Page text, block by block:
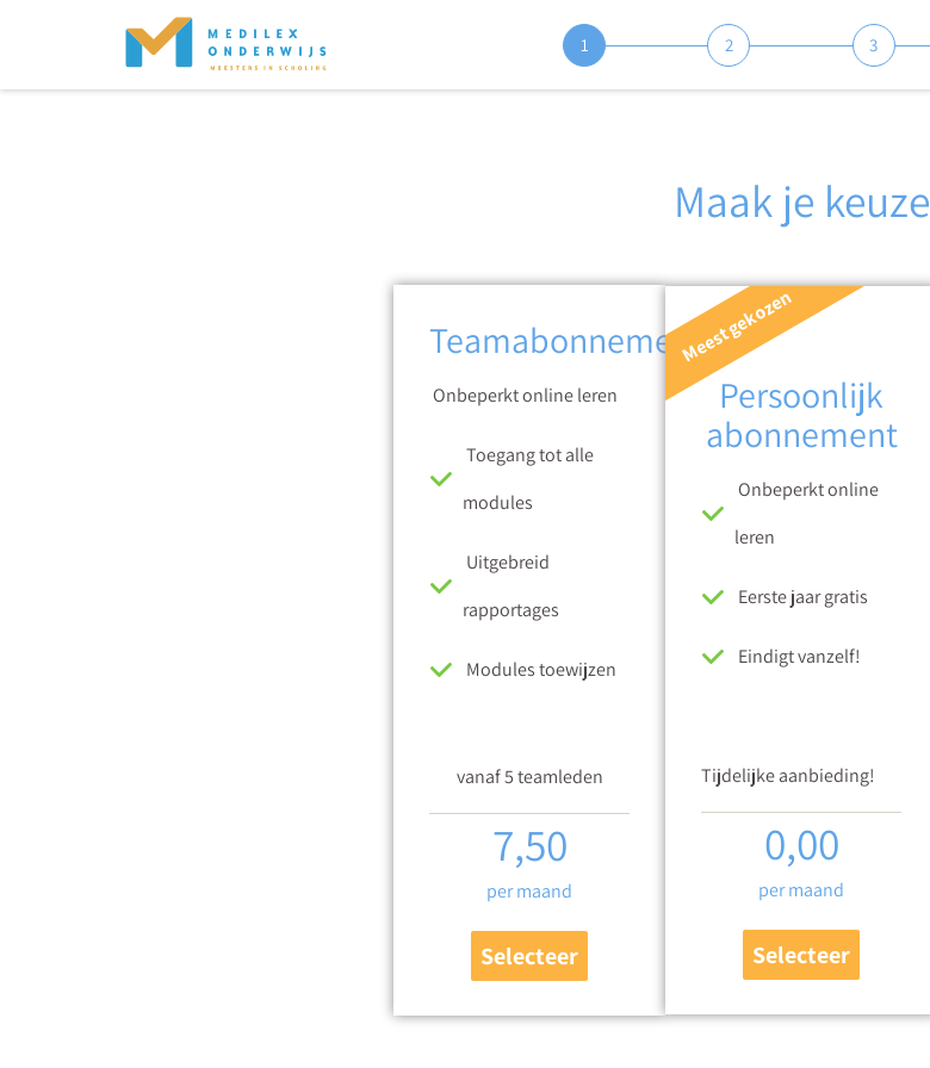
1 2 3
Maak je keuze
Teamabonnement
Onbeperkt online leren
Toegang tot alle
modules
Uitgebreid
rapportages
Modules toewijzen
vanaf 5 teamleden
7,50
per maand
Selecteer
Meest gekozen
Persoonlijk
abonnement
Onbeperkt online
leren
Eerste jaar gratis
Eindigt vanzelf!
Tijdelijke aanbieding!
0,00
per maand
Selecteer